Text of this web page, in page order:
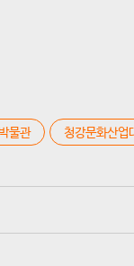
물관 청강문화산업